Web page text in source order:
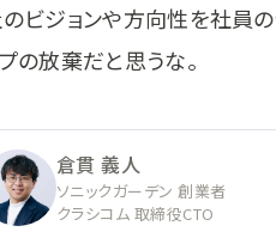
ビジョンや方向性を社員
の放棄だと思うな。
倉貫 義人
ソニックガーデン 創業者
クラシコム 取締役CTO